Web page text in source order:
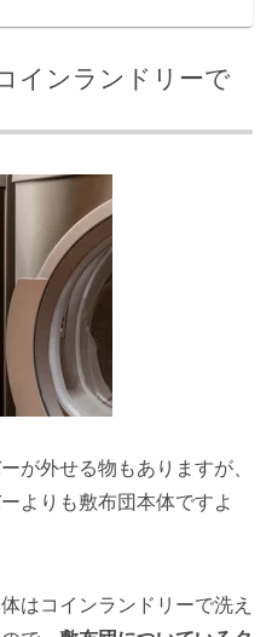
インランドリーで
が外せる物もありますが、
よりも敷布団本体ですよ
はコインランドリーで洗え